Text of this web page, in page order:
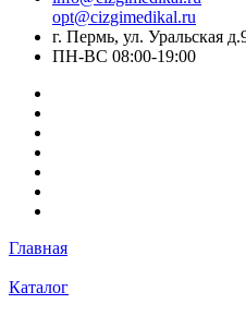
opt@cizgimedikal.ru
г. Пермь, ул. Уральская
ПН-ВС 08:00-19:00
Главная
Каталог